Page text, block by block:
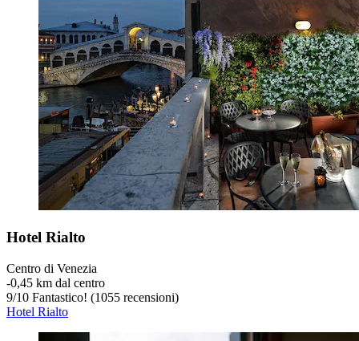
Hotel Rialto
Centro di Venezia
‐0,45 km dal centro
9/10 Fantastico! (1055 recensioni)
Hotel Rialto